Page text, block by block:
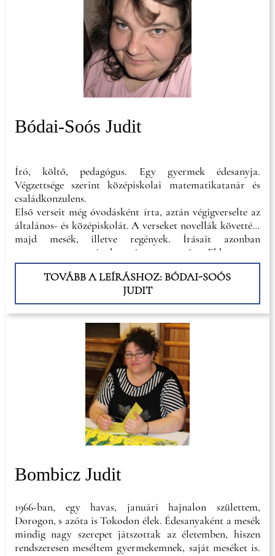
Bódai-Soós Judit
Író, költő, pedagógus. Egy gyermek édesanyja.
Végzettsége szerint középiskolai matematikatanár és
családkonzulens.
Első verseit még óvodásként írta, aztán végigverselte az
általános- és középiskolát. A verseket novellák követték,
majd mesék, illetve regények. Írásait azonban
megtartotta magának egészen 2007-ig. Ekkor, egy
irodalmi pályázat hatására lépett a nyilvánosság elé.
TOVÁBB A LEÍRÁSHOZ: BÓDAI-SOÓS
JUDIT
Bombicz Judit
1966-ban, egy havas, januári hajnalon születtem,
Dorogon, s azóta is Tokodon élek. Édesanyaként a mesék
mindig nagy szerepet játszottak az életemben, hiszen
rendszeresen meséltem gyermekemnek, saját meséket is.